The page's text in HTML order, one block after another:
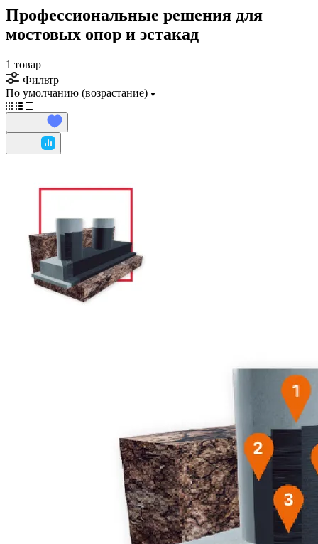
Профессиональные решения для
мостовых опор и эстакад
1 товар
Фильтр
По умолчанию (возрастание)